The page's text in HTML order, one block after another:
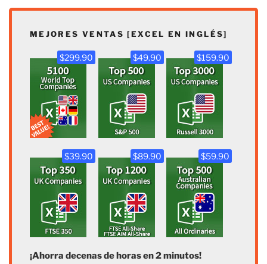
MEJORES VENTAS [EXCEL EN INGLÉS]
$299.90 $49.90 $159.90
$39.90 $89.90 $59.90
¡Ahorra decenas de horas en 2 minutos!